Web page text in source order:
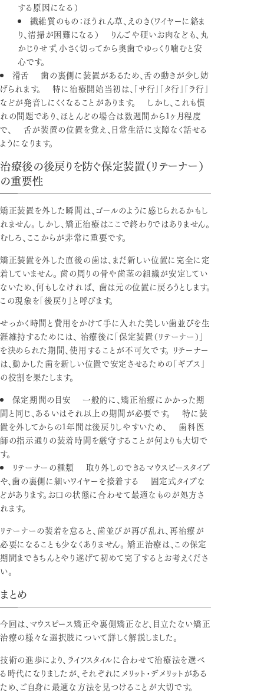
する原因になる）
繊維質のもの ：ほうれん草、えのき（ワイヤーに絡ま
り、清掃が困難になる） りんごや硬いお肉なども、丸
かじりせず、小さく切ってから奥歯でゆっくり噛むと安
心です。
滑舌 歯の裏側に装置があるため、舌の動きが少し妨
げられます。 特に治療開始当初は、「サ行」「タ行」「ラ行」
などが発音しにくくなることがあります。 しかし、これも慣
れの問題であり、ほとんどの場合は数週間から1ヶ月程度
で、 舌が装置の位置を覚え、日常生活に支障なく話せる
ようになります。
治療後の後戻りを防ぐ保定装置（リテーナー）
の重要性
矯正装置を外した瞬間は、ゴールのように感じられるかもし
れません。 しかし、矯正治療はここで終わりではありません。
むしろ、ここからが非常に重要です。
矯正装置を外した直後の歯は、まだ新しい位置に完全に定
着していません。 歯の周りの骨や歯茎の組織が安定してい
ないため、何もしなければ、 歯は元の位置に戻ろうとします。
この現象を「後戻り」と呼びます。
せっかく時間と費用をかけて手に入れた美しい歯並びを生
涯維持するためには、 治療後に「保定装置（リテーナー）」
を決められた期間、使用することが不可欠です。 リテーナー
は、動かした歯を新しい位置で安定させるための「ギプス」
の役割を果たします。
保定期間の目安 一般的に、矯正治療にかかった期
間と同じ、あるいはそれ以上の期間が必要です。 特に装
置を外してからの1年間は後戻りしやすいため、 歯科医
師の指示通りの装着時間を厳守することが何よりも大切で
す。
リテーナーの種類
取り外しのできるマウスピースタイプ
や、歯の裏側に細いワイヤーを接着する 固定式タイプな
どがあります。お口の状態に合わせて最適なものが処方さ
れます。
リテーナーの装着を怠ると、歯並びが再び乱れ、再治療が
必要になることも少なくありません。 矯正治療は、この保定
期間まできちんとやり遂げて初めて完了するとお考えくださ
い。
まとめ
今回は、マウスピース矯正や裏側矯正など、目立たない矯正
治療の様々な選択肢について詳しく解説しました。
技術の進歩により、ライフスタイルに合わせて治療法を選べ
る時代になりましたが、それぞれにメリット・デメリットがある
ため、ご自身に最適な方法を見つけることが大切です。